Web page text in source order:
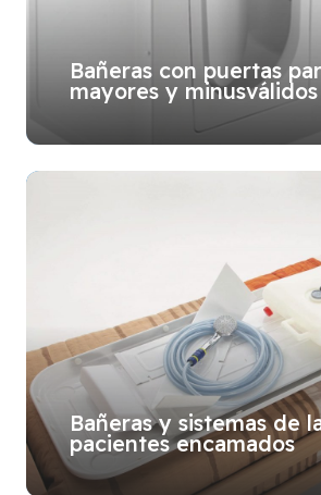
Bañeras con puertas
mayores y minusválidos
Bañeras y sistemas de
pacientes encamados